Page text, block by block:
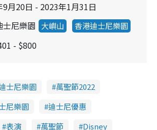
9月20日 - 2023年1月31日
士尼樂園 大嶼山 香港迪士尼樂園
- $800
士尼樂園
萬聖節2022
尼樂園
迪士尼優惠
表演 萬聖節 Disney